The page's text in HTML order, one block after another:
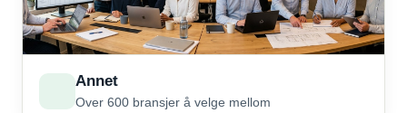
Annet
Over 600 bransjer å velge mellom